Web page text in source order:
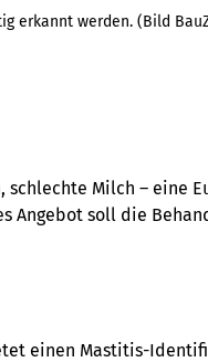
erkannt werden. (Bild
schlechte Milch – eine
Angebot soll die
einen Mastitis-